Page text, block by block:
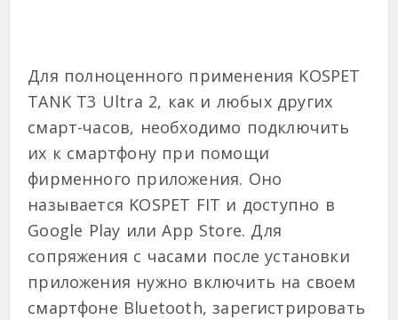
Для полноценного применения KOSPET
TANK T3 Ultra 2, как и любых других
смарт-часов, необходимо подключить
их к смартфону при помощи
фирменного приложения. Оно
называется KOSPET FIT и доступно в
Google Play или App Store. Для
сопряжения с часами после установки
приложения нужно включить на своем
смартфоне Bluetooth, зарегистрировать